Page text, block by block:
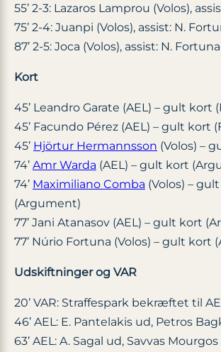
55’ 2-3: Lazaros Lamprou (Volos),
75’ 2-4: Juanpi (Volos), assist: N.
87’ 2-5: Joca (Volos), assist: N. Fortuna
Kort
45’ Leandro Garate (AEL) – gult kort
45’ Facundo Pérez (AEL) – gult kort
45’ Hjörtur Hermannsson (Volos) –
74’ Amr Warda (AEL) – gult kort
74’ Maximiliano Comba (Volos) –
(Argument)
77’ Jani Atanasov (AEL) – gult kort
77’ Núrio Fortuna (Volos) – gult kort
Udskiftninger og VAR
20’ VAR: Straffespark bekræftet til
46’ AEL: E. Pantelakis ud, Petros
63’ AEL: A. Sagal ud, Savvas